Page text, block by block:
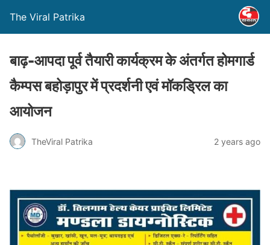
The Viral Patrika
बाढ़-आपदा पूर्व तैयारी कार्यक्रम के अंतर्गत होमगार्ड
कैम्पस बहोड़ापुर में प्रदर्शनी एवं मॉकड्रिल का
आयोजन
TheViral Patrika 2 years ago